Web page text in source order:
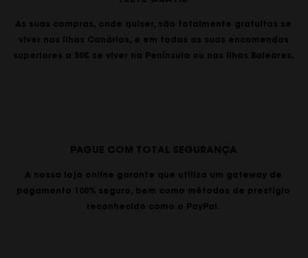
As suas compras, onde quiser, são totalmente gratuitas se
viver nas Ilhas Canárias, e em todas as suas encomendas
superiores a 50€ se viver na Península ou nas Ilhas Baleares.
PAGUE COM TOTAL SEGURANÇA
A nossa loja online garante que utiliza um gateway de
pagamento 100% seguro, bem como métodos de prestígio
reconhecido como o PayPal.